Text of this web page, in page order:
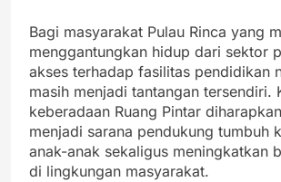
Bagi masyarakat Pulau Rinca yang
menggantungkan hidup dari sektor
akses terhadap fasilitas pendidikan
masih menjadi tantangan tersendiri.
keberadaan Ruang Pintar
menjadi sarana pendukung tumbuh
anak-anak sekaligus meningkatkan
di lingkungan masyarakat.